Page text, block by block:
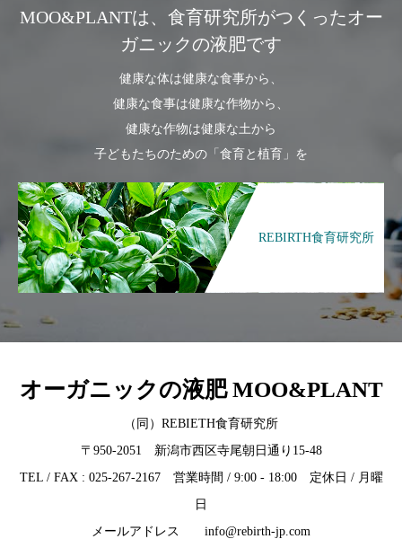
MOO&PLANTは、食育研究所がつくったオー
ガニックの液肥です
健康な体は健康な食事から、
健康な食事は健康な作物から、
健康な作物は健康な土から
子どもたちのための「食育と植育」を
REBIRTH食育研究所
オーガニックの液肥 MOO&PLANT
（同）REBIETH食育研究所
〒950-2051 新潟市西区寺尾朝日通り15-48
TEL / FAX : 025-267-2167 営業時間 / 9:00 - 18:00 定休日 / 月曜
日
メールアドレス info@rebirth-jp.com